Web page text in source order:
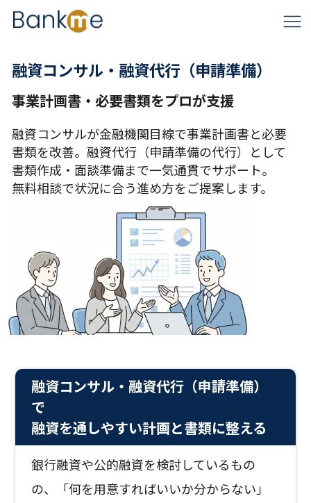
融資コンサル・融資代行（申請準備）
事業計画書・必要書類をプロが支援
融資コンサルが金融機関目線で事業計画書と必要
書類を改善。融資代行（申請準備の代行）として
書類作成・面談準備まで一気通貫でサポート。
無料相談で状況に合う進め方をご提案します。
融資コンサル・融資代行（申請準備）
で
融資を通しやすい計画と書類に整える
銀行融資や公的融資を検討しているもの
の、「何を用意すればいいか分からない」